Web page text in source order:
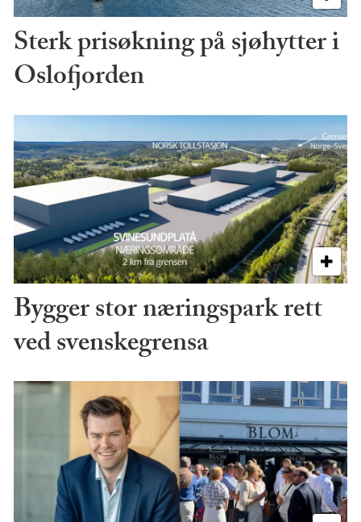
Sterk prisøkning på sjøhytter i
Oslofjorden
Bygger stor næringspark rett
ved svenskegrensa